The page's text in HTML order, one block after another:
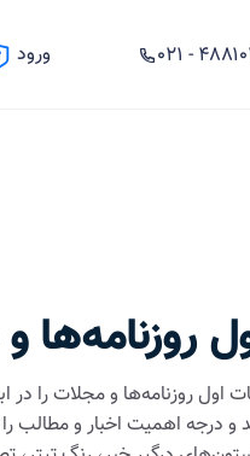
- ۰۲۱ ورود
روزنامه‌ها و مجلات را در
درجه اهمیت اخبار و مطالب